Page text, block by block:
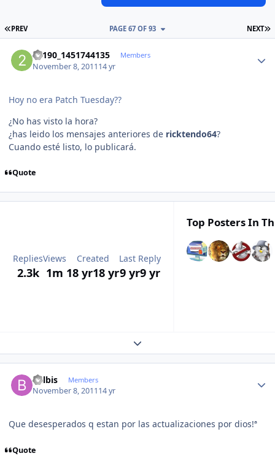
FIRST PAGE
PREV NEXT
PAGE 67 OF 93
23190_1451744135 Members
November 8, 201114 yr
Hoy no era Patch Tuesday??
¿No has visto la hora?
¿has leido los mensajes anteriores de ricktendo64?
Cuando esté listo, lo publicará.
Quote
Replies
2.3k
Views
1m
Created
18 yr18 yr
Last Reply
9 yr9 yr
Top Posters In
Expand topic overview
Balbis Members
November 8, 201114 yr
Que desesperados q estan por las actualizaciones por dios!ª
Quote